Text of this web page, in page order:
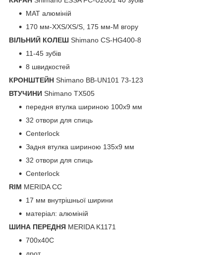
MAT алюміній
170 мм-XXS/XS/S, 175 мм-M вгору
ВІЛЬНИЙ КОЛЕШ Shimano CS-HG400-8
11-45 зубів
8 швидкостей
КРОНШТЕЙН Shimano BB-UN101 73-123
ВТУЧИНИ Shimano TX505
передня втулка шириною 100x9 мм
32 отвори для спиць
Centerlock
Задня втулка шириною 135x9 мм
32 отвори для спиць
Centerlock
RIM MERIDA CC
17 мм внутрішньої ширини
матеріал: алюміній
ШИНА ПЕРЕДНЯ MERIDA K1171
700x40C
дрот